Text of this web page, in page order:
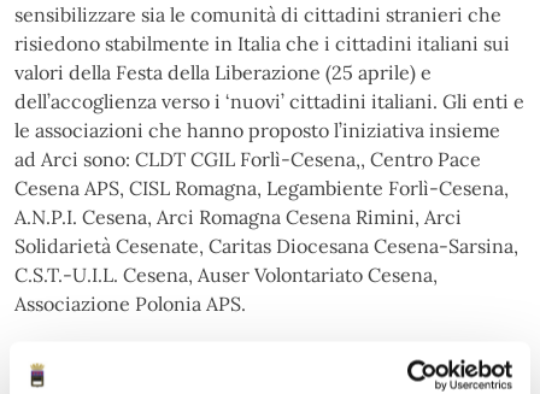
sensibilizzare sia le comunità di cittadini stranieri che
risiedono stabilmente in Italia che i cittadini italiani sui
valori della Festa della Liberazione (25 aprile) e
dell’accoglienza verso i ‘nuovi’ cittadini italiani. Gli enti e
le associazioni che hanno proposto l’iniziativa insieme
ad Arci sono: CLDT CGIL Forlì-Cesena,, Centro Pace
Cesena APS, CISL Romagna, Legambiente Forlì-Cesena,
A.N.P.I. Cesena, Arci Romagna Cesena Rimini, Arci
Solidarietà Cesenate, Caritas Diocesana Cesena-Sarsina,
C.S.T.-U.I.L. Cesena, Auser Volontariato Cesena,
Associazione Polonia APS.